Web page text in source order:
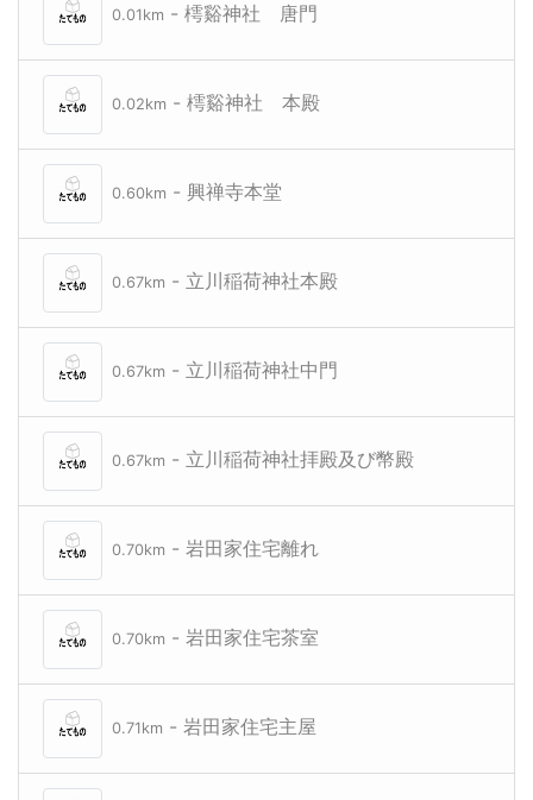
0.01km - 樗谿神社 唐門
0.02km - 樗谿神社 本殿
0.60km - 興禅寺本堂
0.67km - 立川稲荷神社本殿
0.67km - 立川稲荷神社中門
0.67km - 立川稲荷神社拝殿及び幣殿
0.70km - 岩田家住宅離れ
0.70km - 岩田家住宅茶室
0.71km - 岩田家住宅主屋